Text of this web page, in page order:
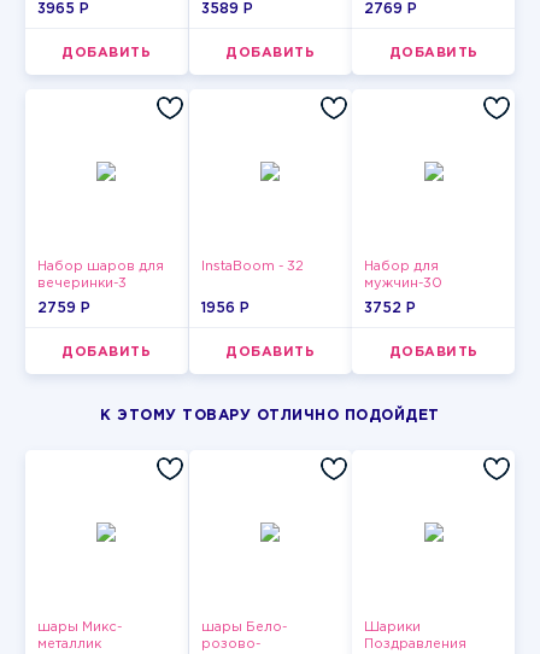
3965 P
ДОБАВИТЬ
3589 P
ДОБАВИТЬ
2769 P
ДОБАВИТЬ
Набор шаров для
вечеринки-3
2759 P
ДОБАВИТЬ
InstaBoom - 32
1956 P
ДОБАВИТЬ
Набор для
мужчин-30
3752 P
ДОБАВИТЬ
К ЭТОМУ ТОВАРУ ОТЛИЧНО ПОДОЙДЕТ
шары Микс-
металлик
шары Бело-
розово-
Шарики
Поздравления